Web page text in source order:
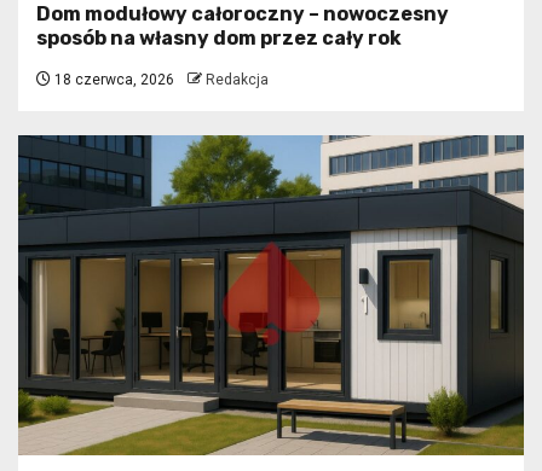
Dom modułowy całoroczny – nowoczesny
sposób na własny dom przez cały rok
18 czerwca, 2026 Redakcja